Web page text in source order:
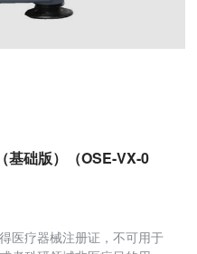
基础版）（OSE-VX-0
医疗器械注册证，不可用于